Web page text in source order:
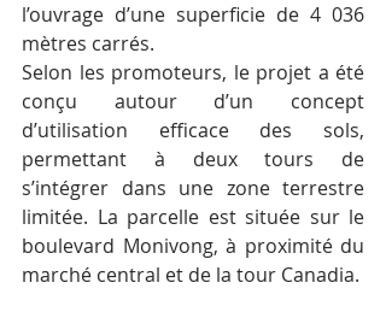
l’ouvrage d’une superficie de 4 036
mètres carrés.
Selon les promoteurs, le projet a été
conçu autour d’un concept
d’utilisation efficace des sols,
permettant à deux tours de
s’intégrer dans une zone terrestre
limitée. La parcelle est située sur le
boulevard Monivong, à proximité du
marché central et de la tour Canadia.